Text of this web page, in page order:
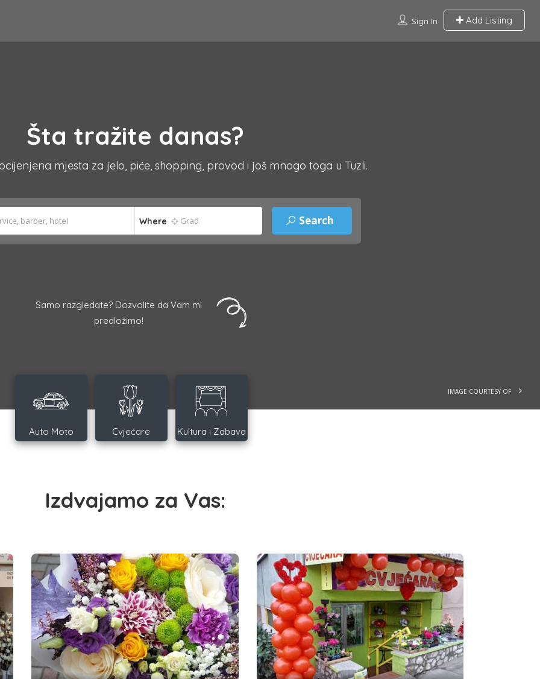
Sign In Add Listing
IMAGE COURTESY OF
Šta tražite danas?
mjesta za jelo, piće, shopping, provod i još mnogo toga u Tuzli.
Where
Samo razgledate? Dozvolite da Vam mi
predložimo!
Auto Moto Cvjećare Kultura i Zabava
Izdvajamo za Vas: